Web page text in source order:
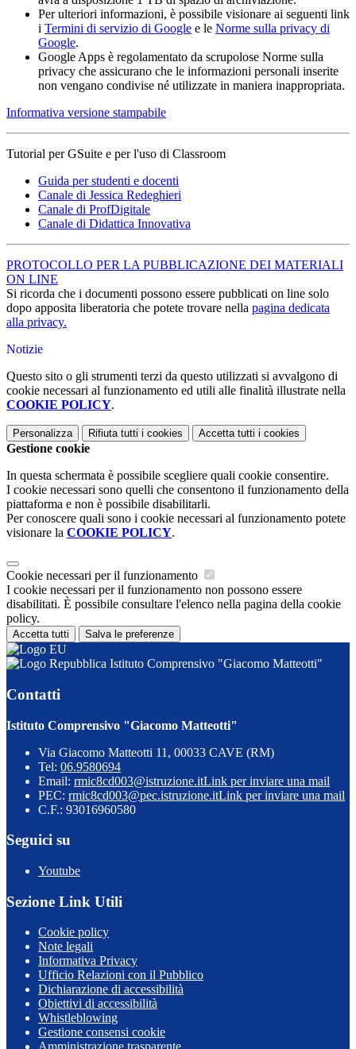
Per ulteriori informazioni, è possibile visionare ai seguenti link
i Termini di servizio di Google e le Norme sulla privacy di
Google.
Google Apps è regolamentato da scrupolose Norme sulla
privacy che assicurano che le informazioni personali inserite
non vengano condivise né utilizzate in maniera inappropriata.
Informativa versione stampabile
Tutorial per GSuite e per l'uso di Classroom
Guida per studenti e docenti
Canale di Jessica Redeghieri
Canale di ProfDigitale
Canale di Didattica Innovativa
PROTOCOLLO PER LA PUBBLICAZIONE DEI MATERIALI
ON LINE
Si ricorda che i documenti possono essere pubblicati on line solo
dopo apposita liberatoria che potete trovare nella pagina dedicata
alla privacy.
Notizie
Questo sito o gli strumenti terzi da questo utilizzati si avvalgono di
cookie necessari al funzionamento ed utili alle finalità illustrate nella
COOKIE POLICY.
Personalizza Rifiuta tutti i cookies Accetta tutti i cookies
Gestione cookie
In questa schermata è possibile scegliere quali cookie consentire.
I cookie necessari sono quelli che consentono il funzionamento della
piattaforma e non è possibile disabilitarli.
Per conoscere quali sono i cookie necessari al funzionamento potete
visionare la COOKIE POLICY.
Cookie necessari per il funzionamento
I cookie necessari per il funzionamento non possono essere
disabilitati. È possibile consultare l'elenco nella pagina della cookie
policy.
Accetta tutti Salva le preferenze
Istituto Comprensivo "Giacomo Matteotti"
Contatti
Istituto Comprensivo "Giacomo Matteotti"
Via Giacomo Matteotti 11, 00033 CAVE (RM)
Tel: 06.9580694
Email: rmic8cd003@istruzione.itLink per inviare una mail
PEC: rmic8cd003@pec.istruzione.itLink per inviare una mail
C.F.: 93016960580
Seguici su
Youtube
Sezione Link Utili
Cookie policy
Note legali
Informativa Privacy
Ufficio Relazioni con il Pubblico
Dichiarazione di accessibilità
Obiettivi di accessibilità
Whistleblowing
Gestione consensi cookie